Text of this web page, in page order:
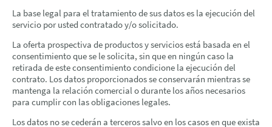
La base legal para el tratamiento de sus datos es la ejecución del
servicio por usted contratado y/o solicitado.
La oferta prospectiva de productos y servicios está basada en el
consentimiento que se le solicita, sin que en ningún caso la
retirada de este consentimiento condicione la ejecución del
contrato. Los datos proporcionados se conservarán mientras se
mantenga la relación comercial o durante los años necesarios
para cumplir con las obligaciones legales.
Los datos no se cederán a terceros salvo en los casos en que exista